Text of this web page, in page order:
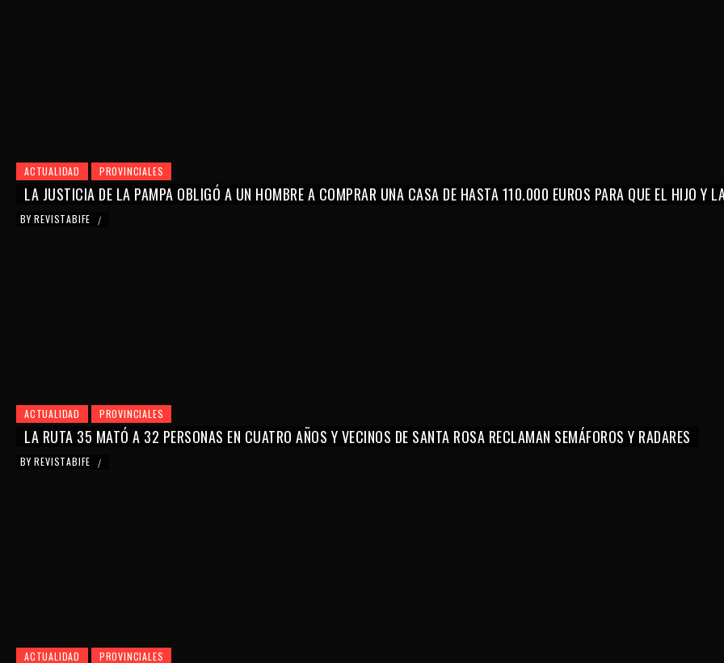
ACTUALIDAD PROVINCIALES
LA JUSTICIA DE LA PAMPA OBLIGÓ A UN HOMBRE A COMPRAR UNA CASA DE HASTA 110.000 EUROS PARA QUE EL HIJO Y
BY REVISTABIFE /
ACTUALIDAD PROVINCIALES
LA RUTA 35 MATÓ A 32 PERSONAS EN CUATRO AÑOS Y VECINOS DE SANTA ROSA RECLAMAN SEMÁFOROS Y RADARES
BY REVISTABIFE /
ACTUALIDAD PROVINCIALES